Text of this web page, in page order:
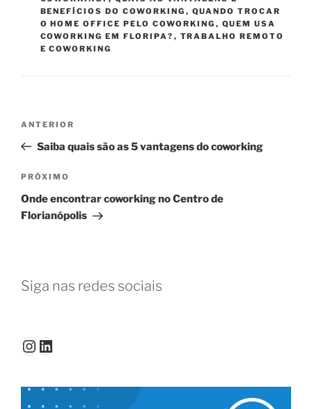
BENEFÍCIOS DO COWORKING , QUANDO TROCAR
O HOME OFFICE PELO COWORKING , QUEM USA
COWORKING EM FLORIPA? , TRABALHO REMOTO
E COWORKING
Navegação
Post
Post
anterior
ANTERIOR
Saiba quais são as 5 vantagens do coworking
Próximo
post
PRÓXIMO
Onde encontrar coworking no Centro de
Florianópolis
Siga nas redes sociais
Instagram
LinkedIn